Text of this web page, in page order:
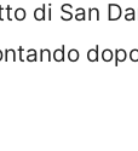
di San